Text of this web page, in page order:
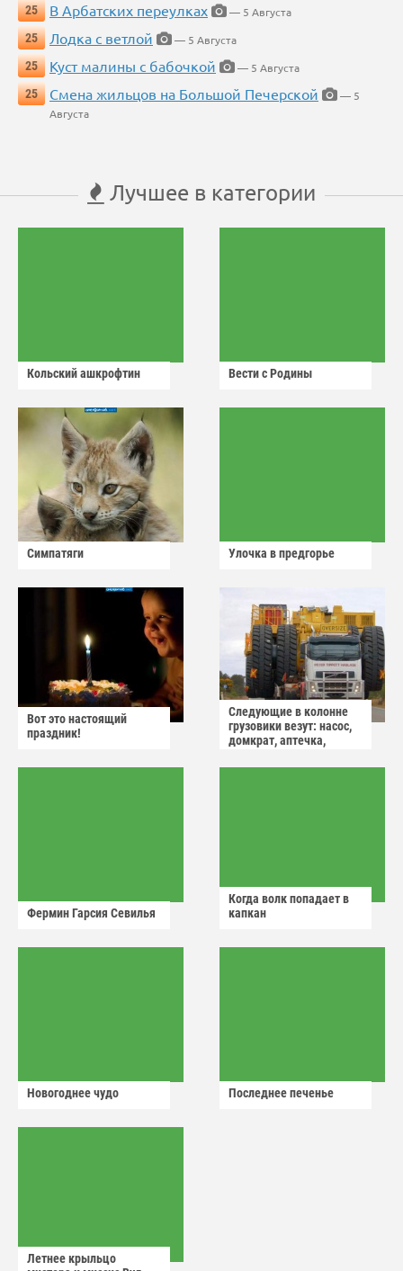
25
В Арбатских переулках
— 5 Августа
25
Лодка с ветлой
— 5 Августа
25
Куст малины с бабочкой
— 5 Августа
25
Смена жильцов на Большой Печерской
— 5
Августа
Лучшее в категории
Кольский ашкрофтин Вести с Родины
Симпатяги Улочка в предгорье
Вот это настоящий
праздник!
Следующие в колонне
грузовики везут: насос,
домкрат, аптечка,
Фермин Гарсия Севилья
Когда волк попадает в
капкан
Новогоднее чудо Последнее печенье
Летнее крыльцо